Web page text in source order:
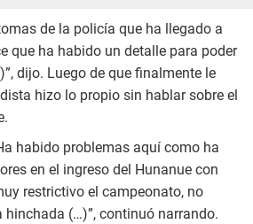
de la policía que ha llegado a
que ha habido un detalle para poder
dijo. Luego de que finalmente le
hizo lo propio sin hablar sobre el
habido problemas aquí como ha
en el ingreso del Hunanue con
restrictivo el campeonato, no
hinchada (…)”, continuó narrando.